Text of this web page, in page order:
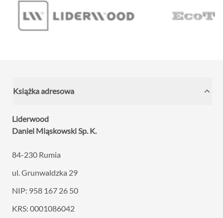
Książka adresowa
Liderwood
Daniel Miąskowski Sp. K.
84-230 Rumia
ul. Grunwaldzka 29
NIP: 958 167 26 50
KRS: 0001086042